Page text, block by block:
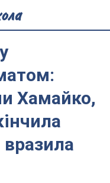
Хамайко,